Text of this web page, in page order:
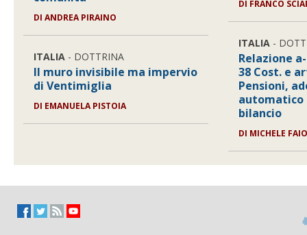
DIANDREA PIRAINO
ITALIA - DOTTRINA
Il muro invisibile ma impervio
di Ventimiglia
DI EMANUELA PISTOIA
DI FRANCO
ITALIA -
Relazione
38 Cost. e
Pensioni,
automatico
bilancio
DI MICHELE